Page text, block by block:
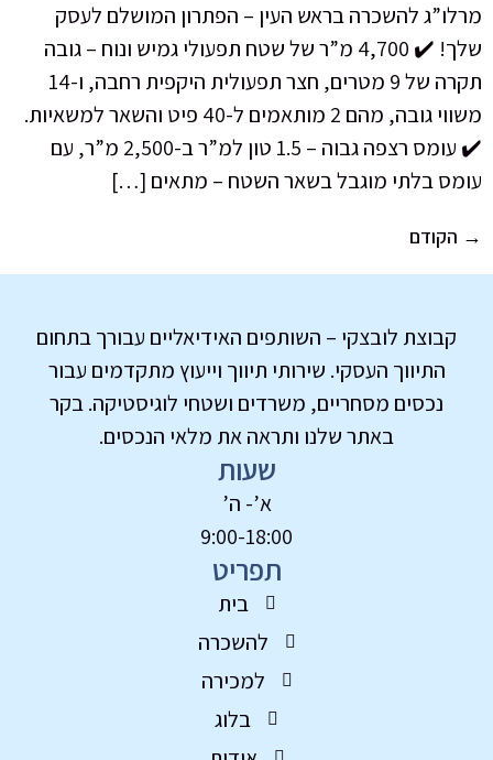
מרלו”ג להשכרה בראש העין – הפתרון המושלם לעסק
שלך! ✔️ 4,700 מ”ר של שטח תפעולי גמיש ונוח – גובה
תקרה של 9 מטרים, חצר תפעולית היקפית רחבה, ו-14
משווי גובה, מהם 2 מותאמים ל-40 פיט והשאר למשאיות.
✔️ עומס רצפה גבוה – 1.5 טון למ”ר ב-2,500 מ”ר, עם
עומס בלתי מוגבל בשאר השטח – מתאים […]
→ הקודם
קבוצת לובצקי – השותפים האידיאליים עבורך בתחום
התיווך העסקי. שירותי תיווך וייעוץ מתקדמים עבור
נכסים מסחריים, משרדים ושטחי לוגיסטיקה. בקר
באתר שלנו ותראה את מלאי הנכסים.
שעות
א’- ה’
9:00-18:00
תפריט
בית
להשכרה
למכירה
בלוג